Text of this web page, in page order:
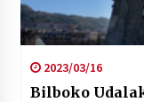
2023/03/16
Bilboko